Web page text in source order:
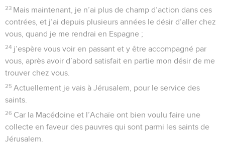
23 Mais maintenant, je n’ai plus de champ d’action dans ces
contrées, et j’ai depuis plusieurs années le désir d’aller chez
vous, quand je me rendrai en Espagne ;
24 j’espère vous voir en passant et y être accompagné par
vous, après avoir d’abord satisfait en partie mon désir de me
trouver chez vous.
25 Actuellement je vais à Jérusalem, pour le service des
saints.
26 Car la Macédoine et l’Achaïe ont bien voulu faire une
collecte en faveur des pauvres qui sont parmi les saints de
Jérusalem.